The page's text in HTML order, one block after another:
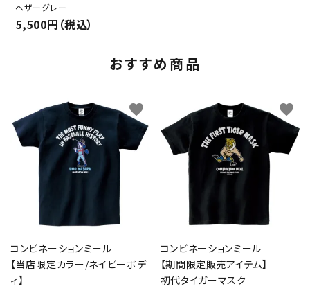
ヘザーグレー
5,500円（税込）
おすすめ商品
コンビネーションミール
【当店限定カラー/ネイビーボデ
ィ】
favorite
コンビネーションミール
【期間限定販売アイテム】
初代タイガーマスク
favorite